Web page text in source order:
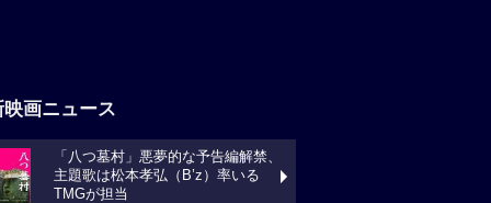
映画ニュース
「八つ墓村」悪夢的な予告編解禁、
主題歌は松本孝弘（B’z）率いる
TMGが担当